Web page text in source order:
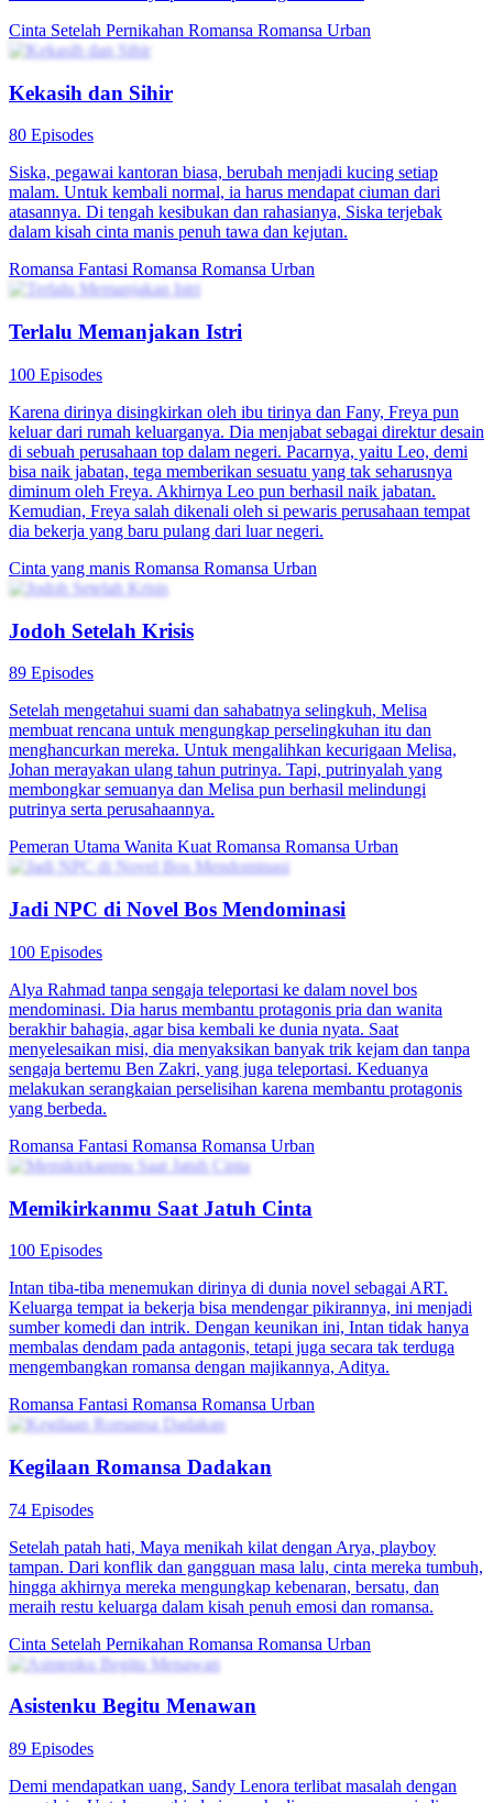
Cinta Setelah Pernikahan Romansa Romansa Urban
80 Episodes
Siska, pegawai kantoran biasa, berubah menjadi kucing setiap
malam. Untuk kembali normal, ia harus mendapat ciuman dari
atasannya. Di tengah kesibukan dan rahasianya, Siska terjebak
dalam kisah cinta manis penuh tawa dan kejutan.
Romansa FantasiRomansaRomansa Urban
Terlalu Memanjakan Istri
100 Episodes
Karena dirinya disingkirkan oleh ibu tirinya dan Fany, Freya pun
keluar dari rumah keluarganya. Dia menjabat sebagai direktur desain
di sebuah perusahaan top dalam negeri. Pacarnya, yaitu Leo, demi
bisa naik jabatan, tega memberikan sesuatu yang tak seharusnya
diminum oleh Freya. Akhirnya Leo pun berhasil naik jabatan.
Kemudian, Freya salah dikenali oleh si pewaris perusahaan tempat
dia bekerja yang baru pulang dari luar negeri.
Jodoh Setelah Krisis
89 Episodes
Setelah mengetahui suami dan sahabatnya selingkuh, Melisa
membuat rencana untuk mengungkap perselingkuhan itu dan
menghancurkan mereka. Untuk mengalihkan kecurigaan Melisa,
Johan merayakan ulang tahun putrinya. Tapi, putrinyalah yang
membongkar semuanya dan Melisa pun berhasil melindungi
putrinya serta perusahaannya.